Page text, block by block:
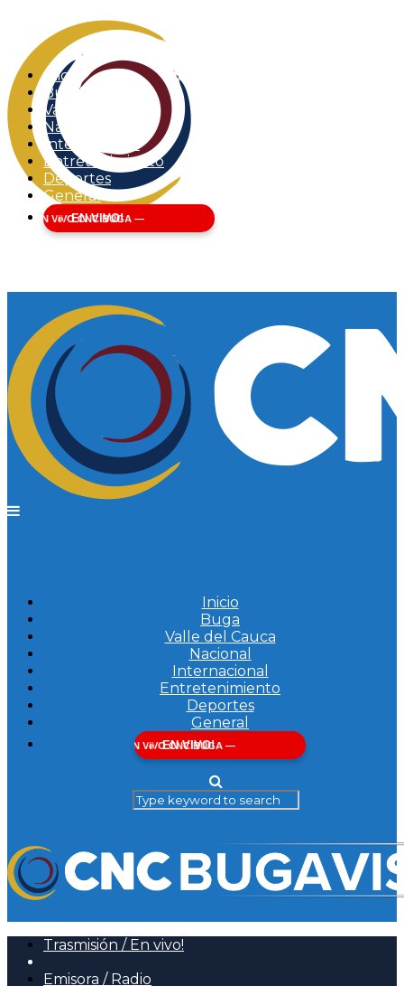
Inicio
Buga
Valle del Cauca
Nacional
Internacional
Entretenimiento
Deportes
General
EN VIVO!
Inicio
Buga
Valle del Cauca
Nacional
Internacional
Entretenimiento
Deportes
General
EN VIVO!
Trasmisión / En vivo!
Emisora / Radio